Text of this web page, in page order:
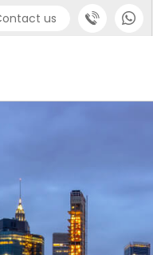
us
20 3871 8666